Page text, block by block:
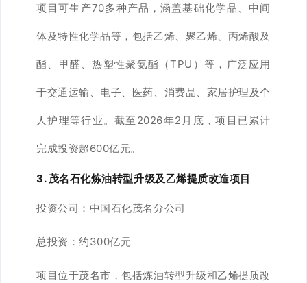
项目可生产70多种产品，涵盖基础化学品、中间
体及特性化学品等，包括乙烯、聚乙烯、丙烯酸及
酯、甲醛、热塑性聚氨酯（TPU）等，广泛应用
于交通运输、电子、医药、消费品、家居护理及个
人护理等行业。截至2026年2月底，项目已累计
完成投资超600亿元。
3. 茂名石化炼油转型升级及乙烯提质改造项目
投资公司： 中国石化茂名分公司
总投资：约300亿元
项目位于茂名市，包括炼油转型升级和乙烯提质改